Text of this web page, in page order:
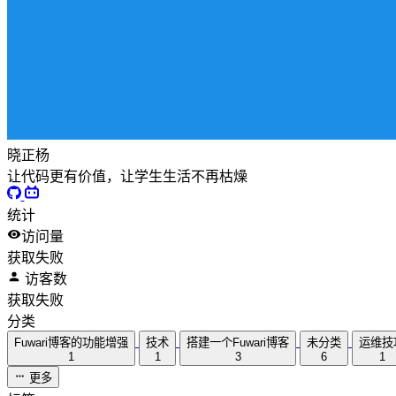
晓正杨
让代码更有价值，让学生生活不再枯燥
统计
访问量
获取失败
访客数
获取失败
分类
Fuwari博客的功能增强
1
技术
1
搭建一个Fuwari博客
3
未分类
6
运维技
1
更多